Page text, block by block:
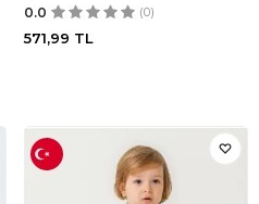
0.0 (0)
571,99 TL